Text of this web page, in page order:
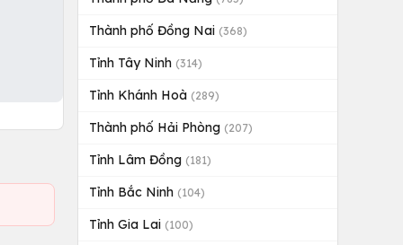
Thành phố Đồng Nai (368)
Tỉnh Tây Ninh (314)
Tỉnh Khánh Hoà (289)
Thành phố Hải Phòng (207)
Tỉnh Lâm Đồng (181)
Tỉnh Bắc Ninh (104)
Tỉnh Gia Lai (100)